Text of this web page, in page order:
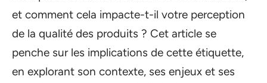
et comment cela impacte-t-il votre perception
de la qualité des produits ? Cet article se
penche sur les implications de cette étiquette,
en explorant son contexte, ses enjeux et ses